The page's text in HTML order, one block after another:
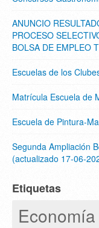
ANUNCIO
PROCESO
BOLSA DE EMPLEO
Escuelas de los
Matrícula Escuela de
Escuela de Pintura-
Segunda Ampliación
(actualizado 17-06-
Etiquetas